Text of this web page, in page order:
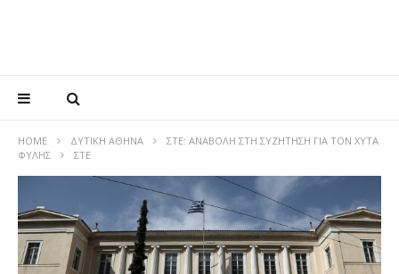
HOME ΔΥΤΙΚΉ ΑΘΉΝΑ
ΣΤΕ: ΑΝΑΒΟΛΗ ΣΤΗ ΣΥΖΗΤΗΣΗ ΓΙΑ ΤΟΝ ΧΥΤΑ
ΦΥΛΗΣ
ΣΤΕ